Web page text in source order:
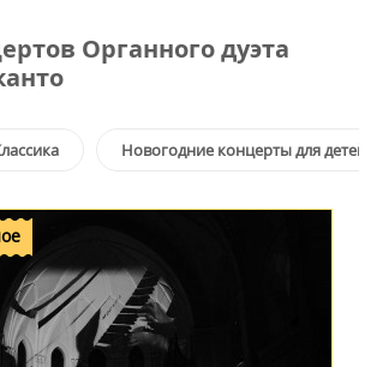
Органного дуэта
Новогодние концерты для детей